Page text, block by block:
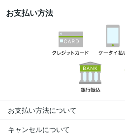
お支払い方法
お支払い方法について
キャンセルについて